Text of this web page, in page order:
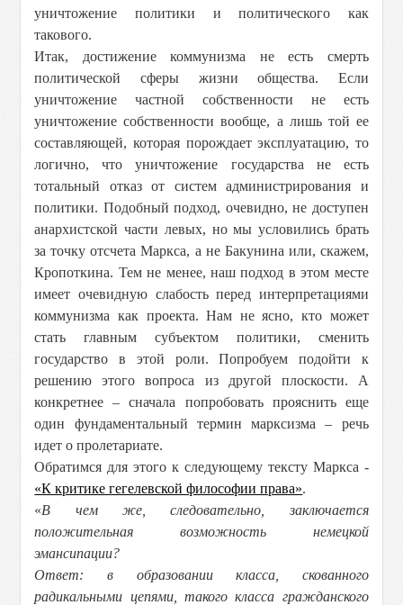
уничтожение политики и политического как
такового.
Итак, достижение коммунизма не есть смерть
политической сферы жизни общества. Если
уничтожение частной собственности не есть
уничтожение собственности вообще, а лишь той ее
составляющей, которая порождает эксплуатацию, то
логично, что уничтожение государства не есть
тотальный отказ от систем администрирования и
политики. Подобный подход, очевидно, не доступен
анархистской части левых, но мы условились брать
за точку отсчета Маркса, а не Бакунина или, скажем,
Кропоткина. Тем не менее, наш подход в этом месте
имеет очевидную слабость перед интерпретациями
коммунизма как проекта. Нам не ясно, кто может
стать главным субъектом политики, сменить
государство в этой роли. Попробуем подойти к
решению этого вопроса из другой плоскости. А
конкретнее – сначала попробовать прояснить еще
один фундаментальный термин марксизма – речь
идет о пролетариате.
Обратимся для этого к следующему тексту Маркса -
«К критике гегелевской философии права».
«В чем же, следовательно, заключается
положительная возможность немецкой
эмансипации?
Ответ: в образовании класса, скованного
радикальными цепями, такого класса гражданского